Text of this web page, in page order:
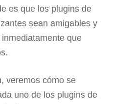
es que los plugins de
sean amigables y
que
veremos cómo se
uno de los plugins de